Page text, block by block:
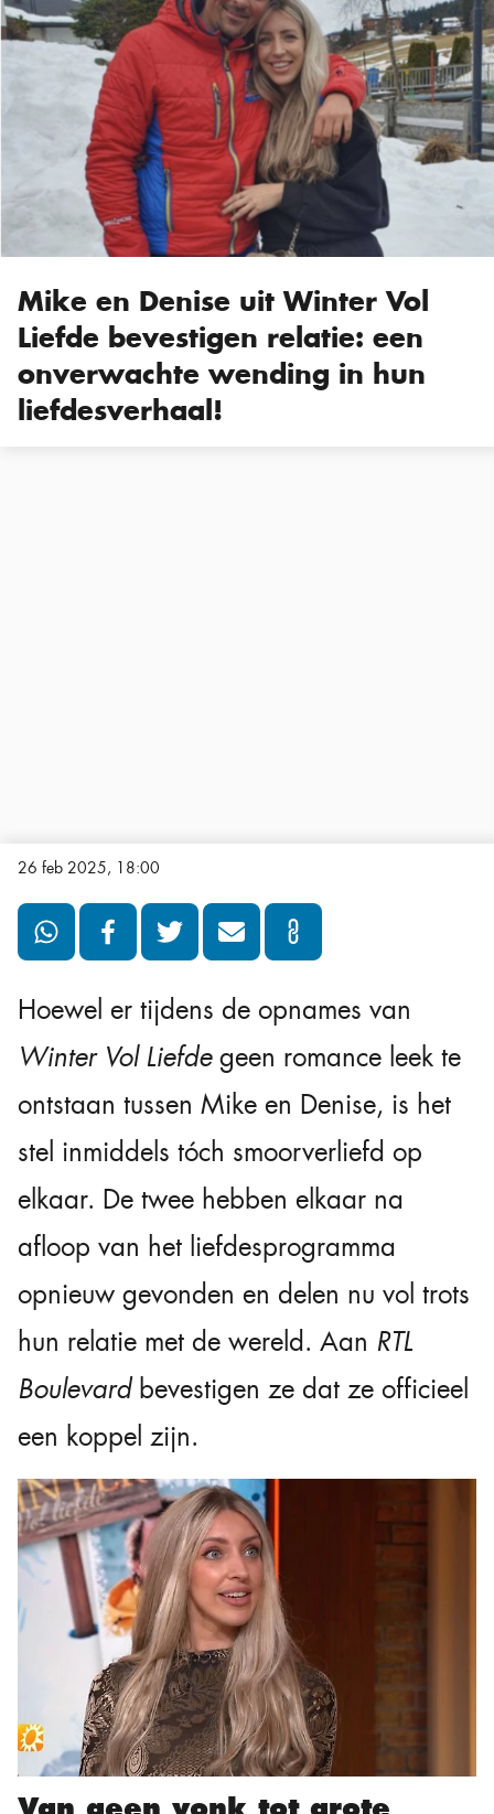
Mike en Denise uit Winter Vol
Liefde bevestigen relatie: een
onverwachte wending in hun
liefdesverhaal!
26 feb 2025, 18:00
Hoewel er tijdens de opnames van
Winter Vol Liefdegeen romance leek te
ontstaan tussen Mike en Denise, is het
stel inmiddels tóch smoorverliefd op
elkaar. De twee hebben elkaar na
afloop van het liefdesprogramma
opnieuw gevonden en delen nu vol trots
hun relatie met de wereld. Aan RTL
Boulevardbevestigen ze dat ze officieel
een koppel zijn.